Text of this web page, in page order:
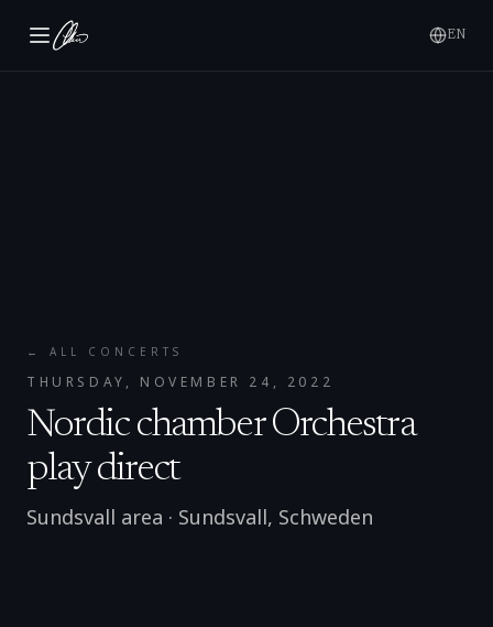
EN
← ALL CONCERTS
THURSDAY, NOVEMBER 24, 2022
Nordic chamber Orchestra
play direct
Sundsvall area · Sundsvall, Schweden